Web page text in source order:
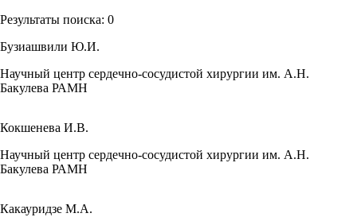
Результаты поиска: 0
Бузиашвили Ю.И.
Научный центр сердечно-сосудистой хирургии им. А.Н.
Бакулева РАМН
Кокшенева И.В.
Научный центр сердечно-сосудистой хирургии им. А.Н.
Бакулева РАМН
Какауридзе М.А.